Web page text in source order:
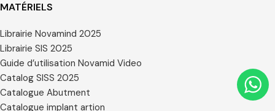
MATÉRIELS
Librairie Novamind 2025
Librairie SIS 2025
Guide d’utilisation Novamid Video
Catalog SISS 2025
Catalogue Abutment
Catalogue implant artion